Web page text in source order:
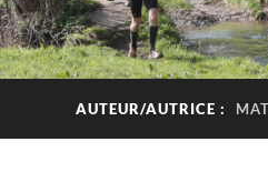
AUTEUR/AUTRICE :